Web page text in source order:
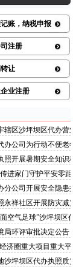
账，纳税申报
注册
让
业注册
区沙坪坝区代办营业
公司为行动不便老年
开展暑期安全知识科
进家门守护平安零距
公司开展安全隐患排
祥社区开展防灾减灾
空气足球”沙坪坝区代
局环评审批决定公告
济圈重大项目重大平
坪坝区代办执照质灾